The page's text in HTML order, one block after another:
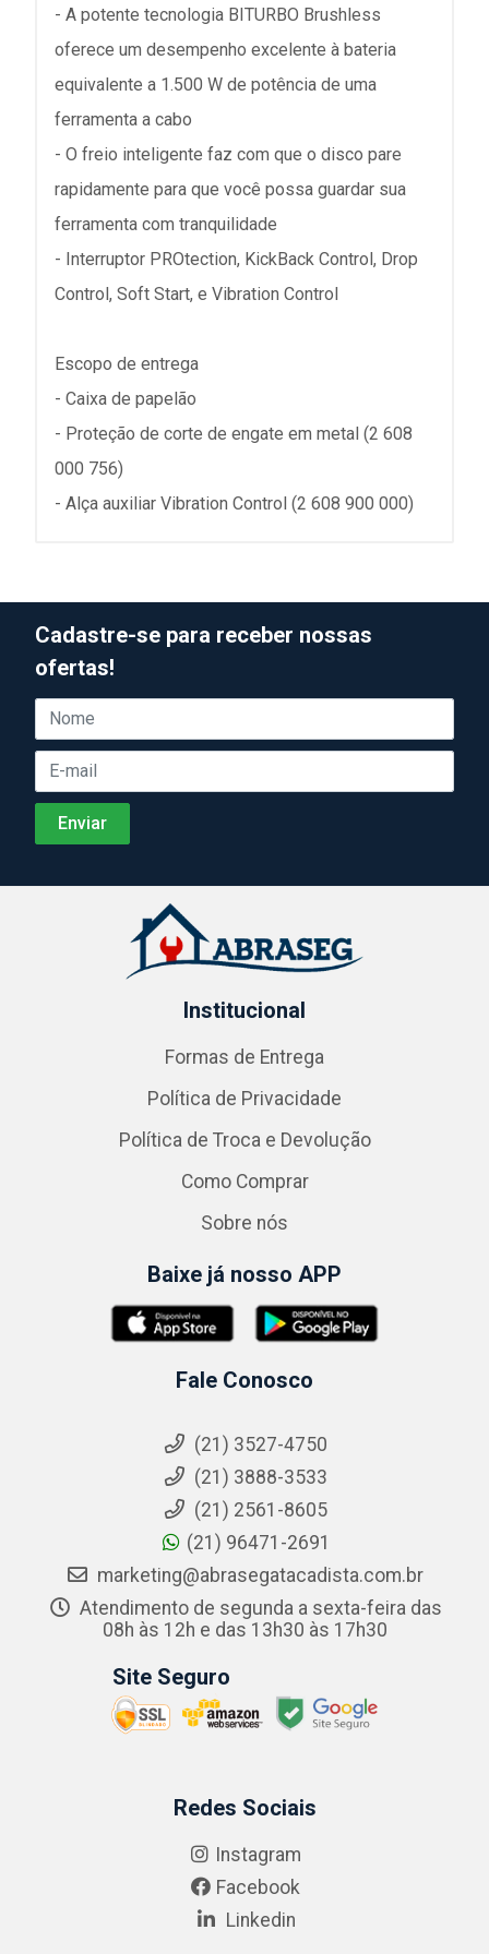
- A potente tecnologia BITURBO Brushless
oferece um desempenho excelente à bateria
equivalente a 1.500 W de potência de uma
ferramenta a cabo
- O freio inteligente faz com que o disco pare
rapidamente para que você possa guardar sua
ferramenta com tranquilidade
- Interruptor PROtection, KickBack Control, Drop
Control, Soft Start, e Vibration Control
Escopo de entrega
- Caixa de papelão
- Proteção de corte de engate em metal (2 608
000 756)
- Alça auxiliar Vibration Control (2 608 900 000)
Cadastre-se para receber nossas
ofertas!
Institucional
Formas de Entrega
Política de Privacidade
Política de Troca e Devolução
Como Comprar
Sobre nós
Baixe já nosso APP
Fale Conosco
(21) 3527-4750
(21) 3888-3533
(21) 2561-8605
(21) 96471-2691
marketing@abrasegatacadista.com.br
Atendimento de segunda a sexta-feira das
08h às 12h e das 13h30 às 17h30
Site Seguro
Redes Sociais
Instagram
Facebook
Linkedin